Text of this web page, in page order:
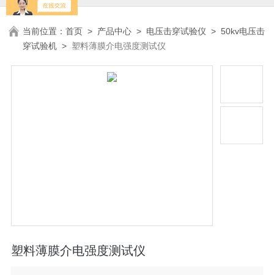
当前位置：首页 > 产品中心 > 电压击穿试验仪 >50kv电压击
穿试验机 > 塑料薄膜介电强度测试仪
塑料薄膜介电强度测试仪